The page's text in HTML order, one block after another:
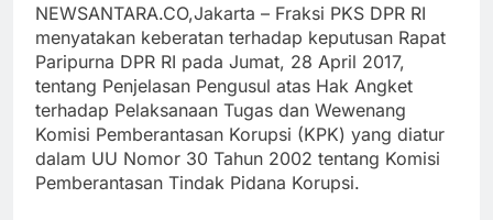
NEWSANTARA.CO,Jakarta – Fraksi PKS DPR RI
menyatakan keberatan terhadap keputusan Rapat
Paripurna DPR RI pada Jumat, 28 April 2017,
tentang Penjelasan Pengusul atas Hak Angket
terhadap Pelaksanaan Tugas dan Wewenang
Komisi Pemberantasan Korupsi (KPK) yang diatur
dalam UU Nomor 30 Tahun 2002 tentang Komisi
Pemberantasan Tindak Pidana Korupsi.